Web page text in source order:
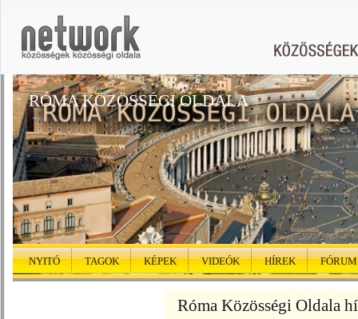
RÓMA KÖZÖSSÉGI OLDALA
NYITÓ TAGOK KÉPEK VIDEÓK HÍREK FÓRUM
Róma Közösségi Oldala